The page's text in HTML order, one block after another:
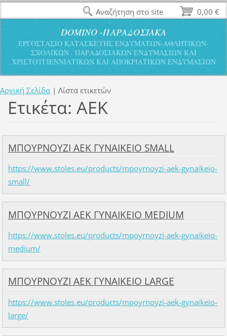
DOMINO -ΠΑΡΑΔΟΣΙΑΚΑ
ΕΡΓΟΣΤΑΣΙΟ ΚΑΤΑΣΚΕΥΗΣ ΕΝΔΥΜΑΤΩΝ-ΑΘΛΗΤΙΚΩΝ-
ΣΧΟΛΙΚΩΝ . ΠΑΡΑΔΟΣΙΑΚΩΝ ΕΝΔΥΜΑΣΙΩΝ ΚΑΙ
ΧΡΙΣΤΟΥΓΙΕΝΝΙΑΤΙΚΩΝ ΚΑΙ ΑΠΟΚΡΙΑΤΙΚΩΝ ΕΝΔΥΜΑΣΙΩΝ
Αρχική Σελίδα | Λίστα ετικετών
Ετικέτα: ΑΕΚ
ΜΠΟΥΡΝΟΥΖΙ ΑΕΚ ΓΥΝΑΙΚΕΙΟ SMALL
https://www.stoles.eu/products/mpoyrnoyzi-aek-gynaikeio-
small/
ΜΠΟΥΡΝΟΥΖΙ ΑΕΚ ΓΥΝΑΙΚΕΙΟ MEDIUM
https://www.stoles.eu/products/mpoyrnoyzi-aek-gynaikeio-
medium/
ΜΠΟΥΡΝΟΥΖΙ ΑΕΚ ΓΥΝΑΙΚΕΙΟ LARGE
https://www.stoles.eu/products/mpoyrnoyzi-aek-gynaikeio-
large/
0,00 €
Αναζήτηση στο site